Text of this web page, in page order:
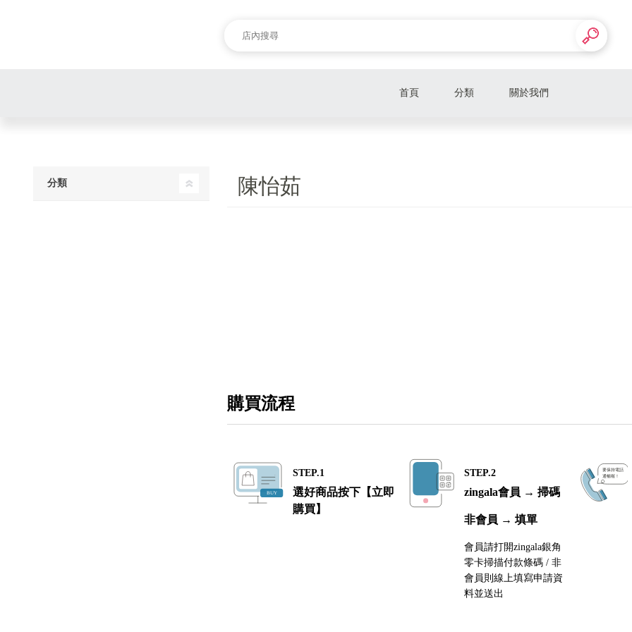
首頁 分類 關於我們
陳怡茹
購買流程
STEP.1
選好商品按下【立即
購買】
STEP.2
zingala會員 → 掃碼
非會員 → 填單
會員請打開zingala銀角
零卡掃描付款條碼 / 非
會員則線上填寫申請資
料並送出
分類